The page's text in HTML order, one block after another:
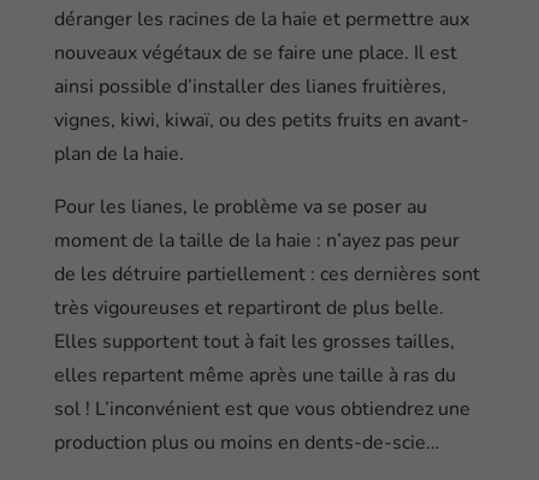
déranger les racines de la haie et permettre aux
nouveaux végétaux de se faire une place. Il est
ainsi possible d’installer des lianes fruitières,
vignes, kiwi, kiwaï, ou des petits fruits en avant-
plan de la haie.
Pour les lianes, le problème va se poser au
moment de la taille de la haie : n’ayez pas peur
de les détruire partiellement : ces dernières sont
très vigoureuses et repartiront de plus belle.
Elles supportent tout à fait les grosses tailles,
elles repartent même après une taille à ras du
sol ! L’inconvénient est que vous obtiendrez une
production plus ou moins en dents-de-scie…